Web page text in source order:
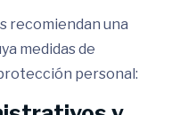
recomiendan una
medidas de
personal: